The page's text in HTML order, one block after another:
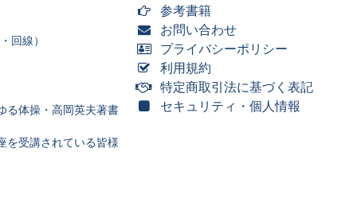
回線）
る体操・高岡英夫著書
を受講されている皆様
参考書籍
お問い合わせ
プライバシーポリシー
利用規約
特定商取引法に基づく表記
セキュリティ・個人情報